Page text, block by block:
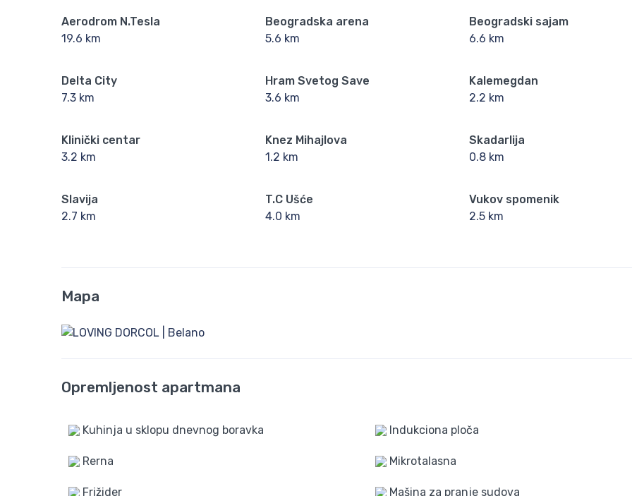
Aerodrom N.Tesla
19.6 km
Beogradska arena
5.6 km
Beogradski sajam
6.6 km
Delta City
7.3 km
Hram Svetog Save
3.6 km
Kalemegdan
2.2 km
Klinički centar
3.2 km
Knez Mihajlova
1.2 km
Skadarlija
0.8 km
Slavija
2.7 km
T.C Ušće
4.0 km
Vukov spomenik
2.5 km
Mapa
Opremljenost apartmana
Kuhinja u sklopu dnevnog boravka Indukciona ploča
Rerna Mikrotalasna
Frižider Mašina za pranje sudova